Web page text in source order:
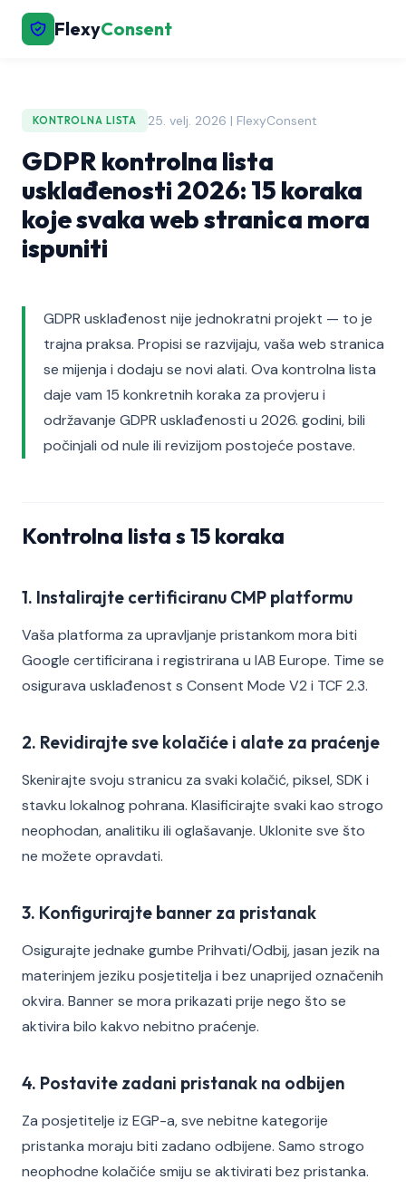
FlexyConsent
KONTROLNA LISTA 25. velj. 2026 | FlexyConsent
GDPR kontrolna lista
usklađenosti 2026: 15 koraka
koje svaka web stranica mora
ispuniti
GDPR usklađenost nije jednokratni projekt — to je
trajna praksa. Propisi se razvijaju, vaša web stranica
se mijenja i dodaju se novi alati. Ova kontrolna lista
daje vam 15 konkretnih koraka za provjeru i
održavanje GDPR usklađenosti u 2026. godini, bili
počinjali od nule ili revizijom postojeće postave.
Kontrolna lista s 15 koraka
1. Instalirajte certificiranu CMP platformu
Vaša platforma za upravljanje pristankom mora biti
Google certificirana i registrirana u IAB Europe. Time se
osigurava usklađenost s Consent Mode V2 i TCF 2.3.
2. Revidirajte sve kolačiće i alate za praćenje
Skenirajte svoju stranicu za svaki kolačić, piksel, SDK i
stavku lokalnog pohrana. Klasificirajte svaki kao strogo
neophodan, analitiku ili oglašavanje. Uklonite sve što
ne možete opravdati.
3. Konfigurirajte banner za pristanak
Osigurajte jednake gumbe Prihvati/Odbij, jasan jezik na
materinjem jeziku posjetitelja i bez unaprijed označenih
okvira. Banner se mora prikazati prije nego što se
aktivira bilo kakvo nebitno praćenje.
4. Postavite zadani pristanak na odbijen
Za posjetitelje iz EGP-a, sve nebitne kategorije
pristanka moraju biti zadano odbijene. Samo strogo
neophodne kolačiće smiju se aktivirati bez pristanka.